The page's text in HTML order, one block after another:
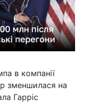
в компанії
зменшилася на
Гарріс